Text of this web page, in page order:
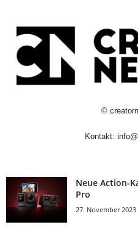
©
Kontakt:
Neue Action-
Pro
27. November 2023